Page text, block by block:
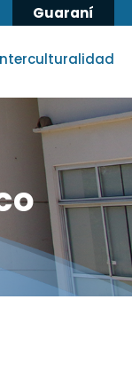
Guaraní